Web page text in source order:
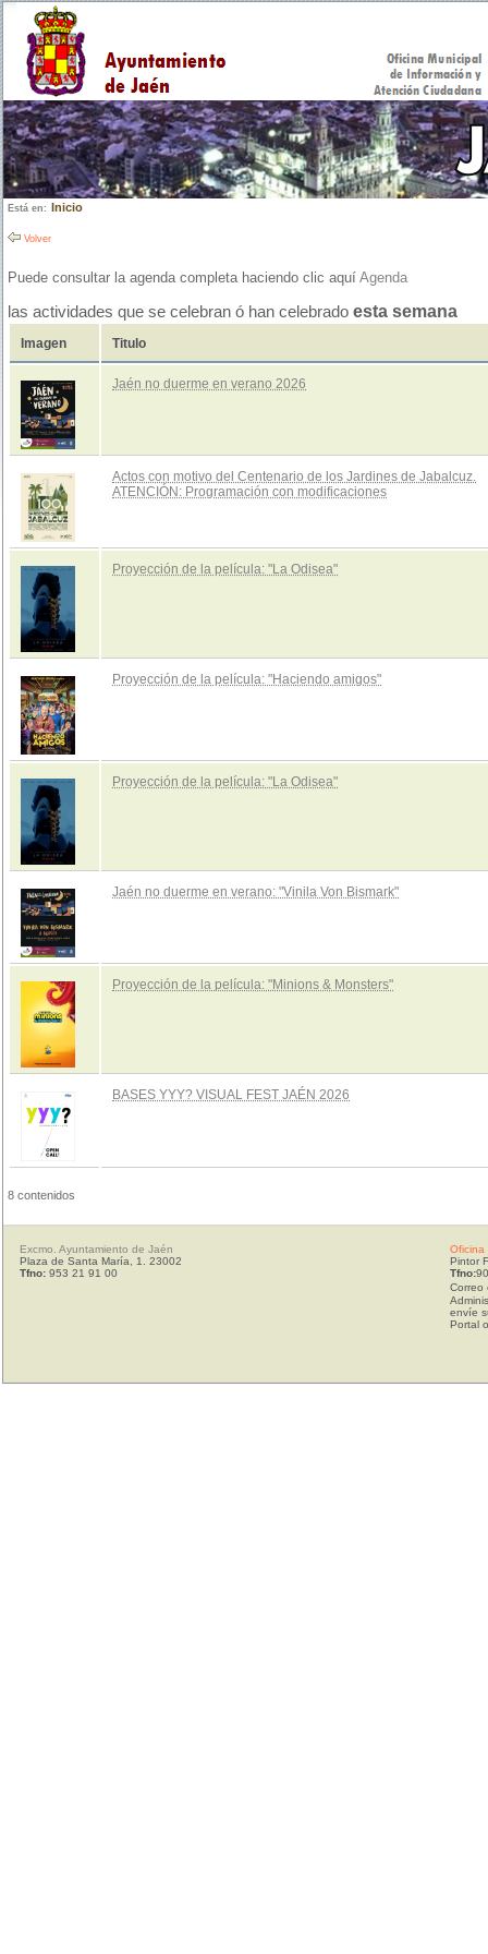
Está en: Inicio
Volver
Puede consultar la agenda completa haciendo clic aquí Agenda
las actividades que se celebran ó han celebrado esta semana
Imagen Titulo
Jaén no duerme en verano 2026
Actos con motivo del Centenario de los Jardines de Jabalcuz.
ATENCIÓN: Programación con modificaciones
Proyección de la película: "La Odisea"
Proyección de la película: "Haciendo amigos"
Proyección de la película: "La Odisea"
Jaén no duerme en verano: "Vinila Von Bismark"
Proyección de la película: "Minions & Monsters"
BASES YYY? VISUAL FEST JAÉN 2026
8 contenidos
Excmo. Ayuntamiento de Jaén
Plaza de Santa María, 1. 23002
Tfno: 953 21 91 00
Oficina
Pintor
Tfno:
Correo
envíe
Portal